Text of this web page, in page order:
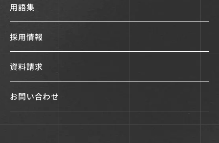
用語集
採用情報
資料請求
お問い合わせ